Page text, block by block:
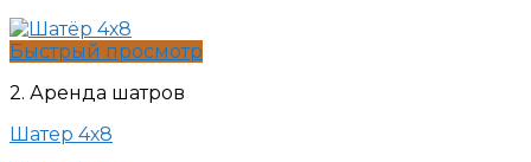
Быстрый просмотр
2. Аренда шатров
Шатер 4х8